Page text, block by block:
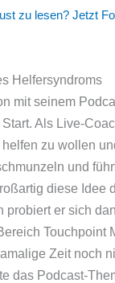
zu lesen? Jetzt
Helfersyndroms
mit seinem
Als Live-
zu wollen
und
diese Idee
probiert er sich
Touchpoint
Zeit noch
das Podcast-